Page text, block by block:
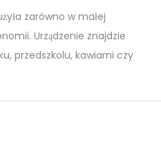
zarówno w małej
Urządzenie znajdzie
przedszkolu, kawiarni czy